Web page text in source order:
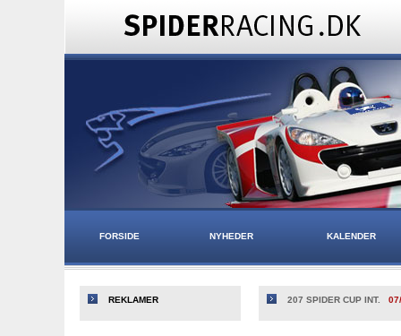
FORSIDE NYHEDER KALENDER
207 SPIDER CUP INT.
REKLAMER